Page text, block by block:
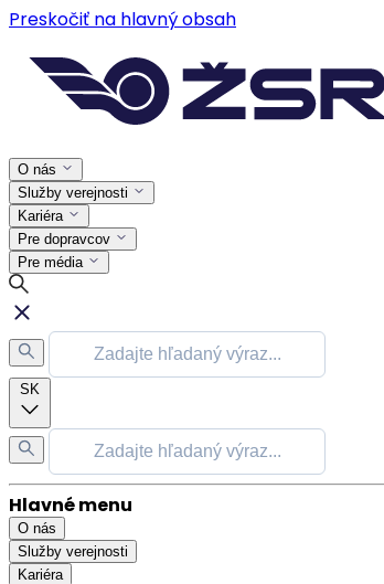
Preskočiť na hlavný obsah
O nás
Služby verejnosti
Kariéra
Pre dopravcov
Pre média
SK
Hlavné menu
O nás
Služby verejnosti
Kariéra